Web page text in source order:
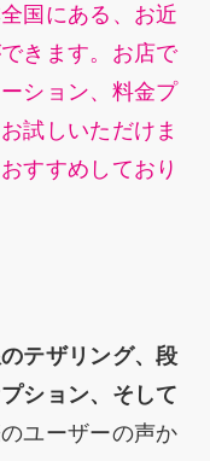
国にある、お近
きます。お店で
ション、料金プ
試しいただけま
すすめしており
テザリング、段
ション、そして
ユーザーの声か